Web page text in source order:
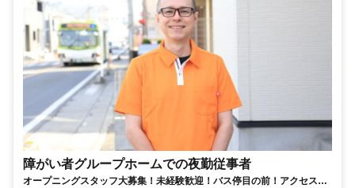
障がい者グループホームでの夜勤従事者
オープニングスタッフ大募集！未経験歓迎！バス停目の前！アクセス抜